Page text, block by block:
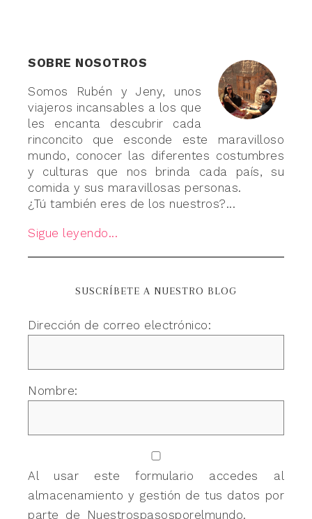
SOBRE NOSOTROS
Somos Rubén y Jeny, unos
viajeros incansables a los que
les encanta descubrir cada
rinconcito que esconde este maravilloso
mundo, conocer las diferentes costumbres
y culturas que nos brinda cada país, su
comida y sus maravillosas personas.
¿Tú también eres de los nuestros?...
Sigue leyendo...
SUSCRÍBETE A NUESTRO BLOG
Dirección de correo electrónico:
Nombre:
Al usar este formulario accedes al
almacenamiento y gestión de tus datos por
parte de Nuestrospasosporelmundo.